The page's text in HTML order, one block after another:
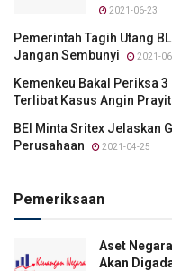
2021-06-23
Pemerintah Tagih Utang
Jangan Sembunyi
2021-
Kemenkeu Bakal Periksa
Terlibat Kasus Angin
BEI Minta Sritex Jelaskan
Perusahaan
2021-04-25
Pemeriksaan
Aset
Akan